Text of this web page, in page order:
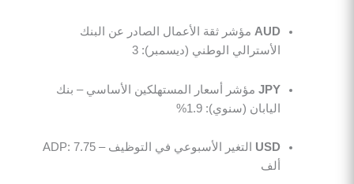
AUD مؤشر ثقة الأعمال الصادر عن البنك
الأسترالي الوطني (ديسمبر): 3
JPY مؤشر أسعار المستهلكين الأساسي – بنك
اليابان (سنوي): 1.9%
USD
التغير الأسبوعي في التوظيف – ADP: 7.75
ألف